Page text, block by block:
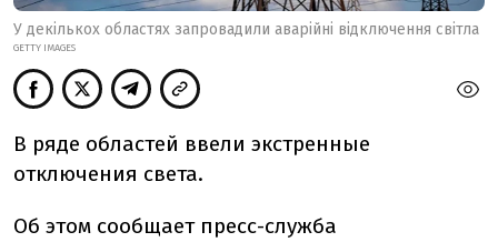
У декількох областях запровадили аварійні відключення світла
GETTY IMAGES
В ряде областей ввели экстренные
отключения света.
Об этом сообщает пресс-служба